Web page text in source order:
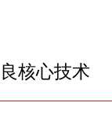
核心技术